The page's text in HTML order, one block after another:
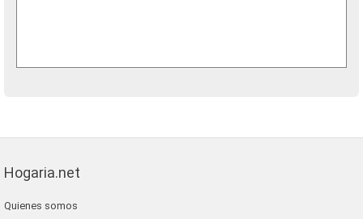
Hogaria.net
Quienes somos